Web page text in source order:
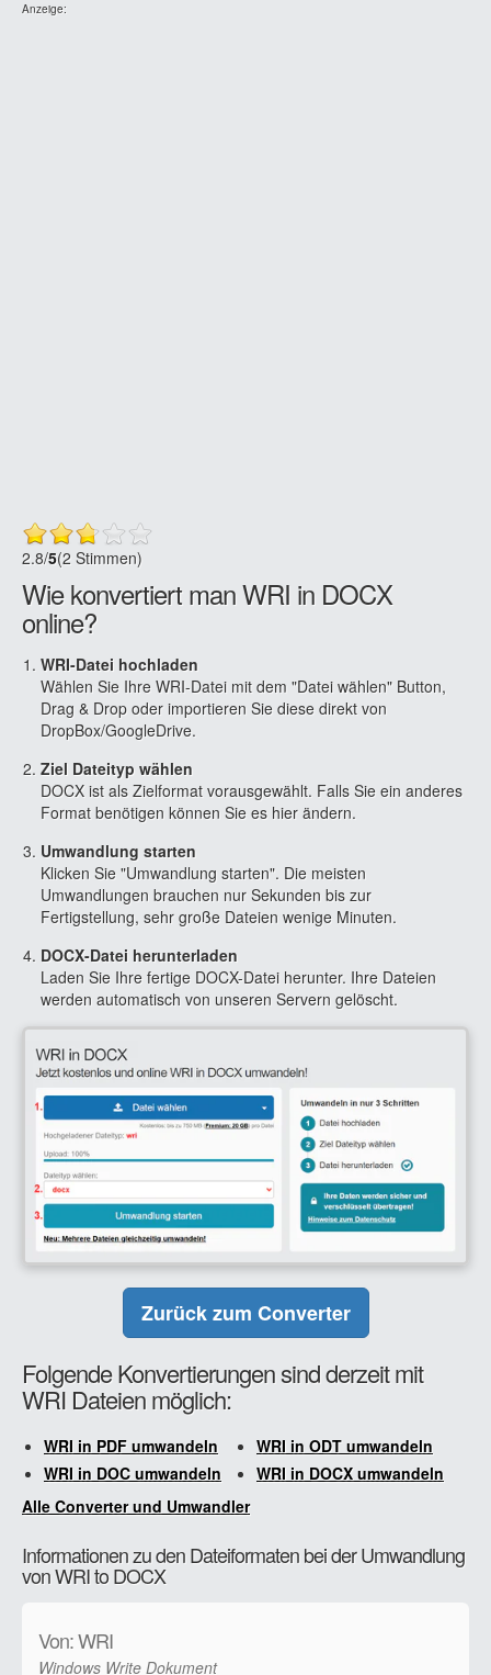
Anzeige:
2.8/5(2 Stimmen)
Wie konvertiert man WRI in DOCX
online?
WRI-Datei hochladen
Wählen Sie Ihre WRI-Datei mit dem "Datei wählen" Button,
Drag & Drop oder importieren Sie diese direkt von
DropBox/GoogleDrive.
Ziel Dateityp wählen
DOCX ist als Zielformat vorausgewählt. Falls Sie ein anderes
Format benötigen können Sie es hier ändern.
Umwandlung starten
Klicken Sie "Umwandlung starten". Die meisten
Umwandlungen brauchen nur Sekunden bis zur
Fertigstellung, sehr große Dateien wenige Minuten.
DOCX-Datei herunterladen
Laden Sie Ihre fertige DOCX-Datei herunter. Ihre Dateien
werden automatisch von unseren Servern gelöscht.
Zurück zum Converter
Folgende Konvertierungen sind derzeit mit
WRI Dateien möglich:
WRI in PDF umwandeln
WRI in ODT umwandeln
WRI in DOC umwandeln
WRI in DOCX umwandeln
Alle Converter und Umwandler
Informationen zu den Dateiformaten bei der Umwandlung
von WRI to DOCX
Von: WRI
Windows Write Dokument